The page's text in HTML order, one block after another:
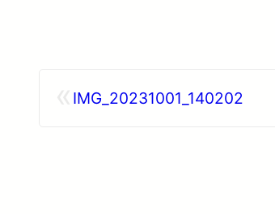
IMG_20231001_140202